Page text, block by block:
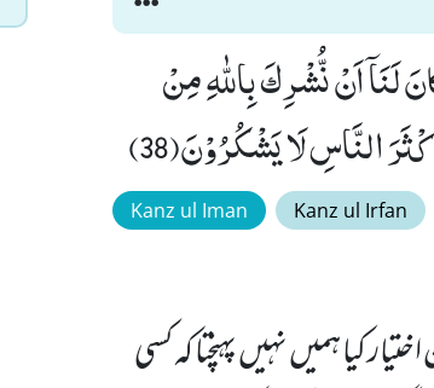
اَنْ نُّشْرِكَ بِاللّٰهِ مِنْ
النَّاسِ لَا یَشْكُرُوْنَ(38)
Kanz ul Iman Kanz ul Irfan
کیا ہمیں نہیں پہنچتا کہ کسی